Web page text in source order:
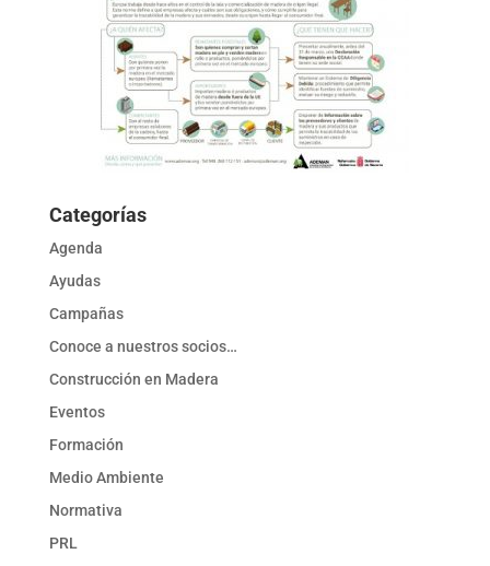
Categorías
Agenda
Ayudas
Campañas
Conoce a nuestros socios…
Construcción en Madera
Eventos
Formación
Medio Ambiente
Normativa
PRL